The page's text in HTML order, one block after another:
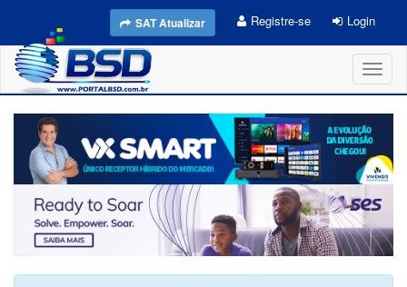
SAT Atualizar Registre-se Login